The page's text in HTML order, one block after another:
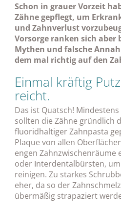
Schon in grauer Vorzeit
Zähne gepflegt, um
und Zahnverlust
Vorsorge ranken sich aber
Mythen und falsche
dem mal richtig auf den
Einmal kräftig
reicht.
Das ist Quatsch!
sollten die Zähne gründlich
fluoridhaltiger Zahnpasta
Plaque von allen
engen Zahnzwischenräume
oder Interdentalbürsten,
reinigen. Zu starkes
eher, da so der
übermäßig strapaziert